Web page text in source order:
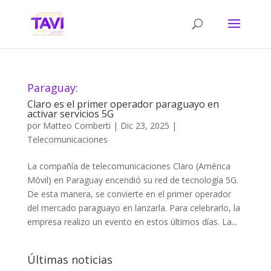
Paraguay:
Claro es el primer operador paraguayo en
activar servicios 5G
por Matteo Comberti | Dic 23, 2025 |
Telecomunicaciones
La compañía de telecomunicaciones Claro (América
Móvil) en Paraguay encendió su red de tecnología 5G.
De esta manera, se convierte en el primer operador
del mercado paraguayo en lanzarla. Para celebrarlo, la
empresa realizo un evento en estos últimos días. La...
Últimas noticias